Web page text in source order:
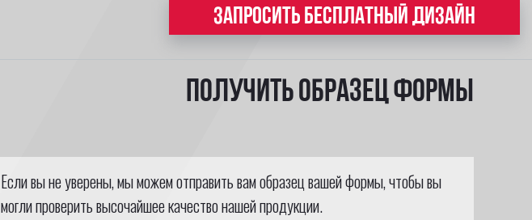
ЗАПРОСИТЬ БЕСПЛАТНЫЙ ДИЗАЙН
Получить образец формы
Если вы не уверены, мы можем отправить вам образец вашей формы, чтобы вы
могли проверить высочайшее качество нашей продукции.